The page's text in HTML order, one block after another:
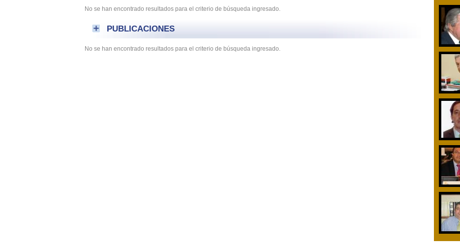
No se han encontrado resultados para el criterio de búsqueda ingresado.
PUBLICACIONES
No se han encontrado resultados para el criterio de búsqueda ingresado.